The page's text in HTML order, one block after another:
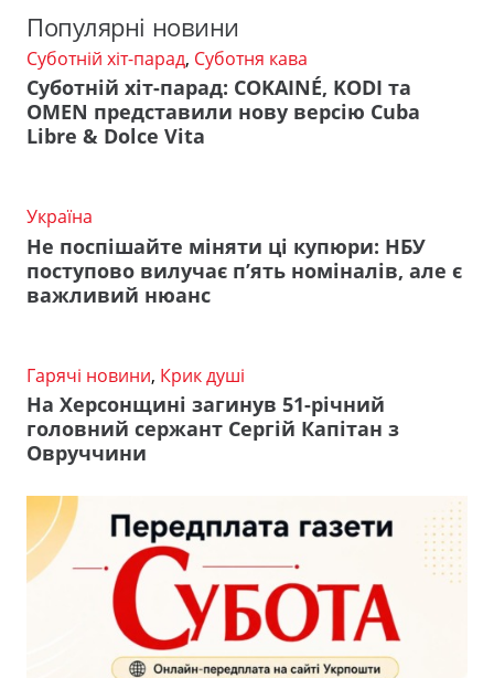
Популярні новини
Суботній хіт-парад, Суботня кава
Суботній хіт-парад: COKAINÉ, KODI та
OMEN представили нову версію Cuba
Libre & Dolce Vita
Україна
Не поспішайте міняти ці купюри: НБУ
поступово вилучає п’ять номіналів, але є
важливий нюанс
Гарячі новини, Крик душі
На Херсонщині загинув 51-річний
головний сержант Сергій Капітан з
Овруччини